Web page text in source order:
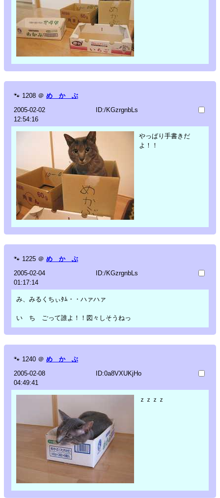
🐾 1208 ＠ め か ぶ
2005-02-02
12:54:16
ID:/KGzrgnbLs
やっぱり手書きだ
よ！！
🐾 1225 ＠ め か ぶ
2005-02-04
01:17:14
ID:/KGzrgnbLs
み、みるくちぃﾀﾑ・・ハァハァ
い ち ごって誰よ！！図々しそうねっ
🐾 1240 ＠ め か ぶ
2005-02-08
04:49:41
ID:0a8VXUKjHo
ｚｚｚｚ